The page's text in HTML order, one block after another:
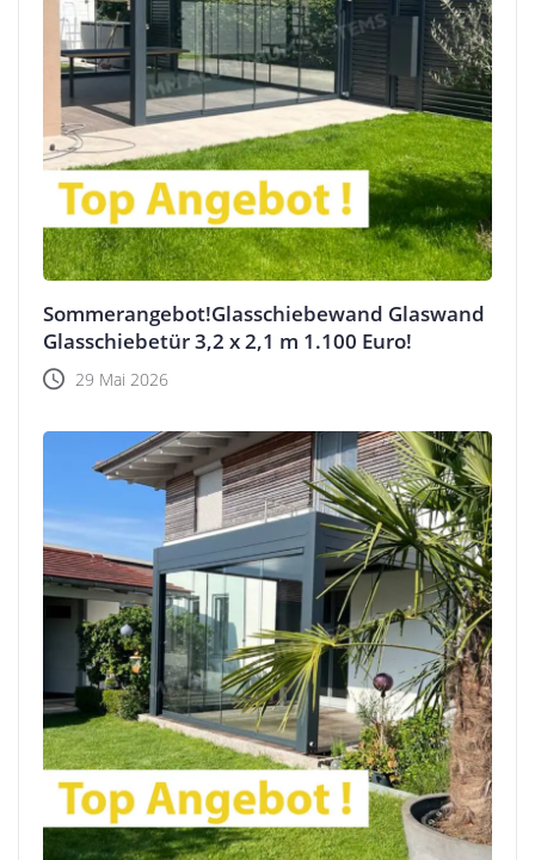
Sommerangebot!Glasschiebewand Glaswand
Glasschiebetür 3,2 x 2,1 m 1.100 Euro!
29 Mai 2026